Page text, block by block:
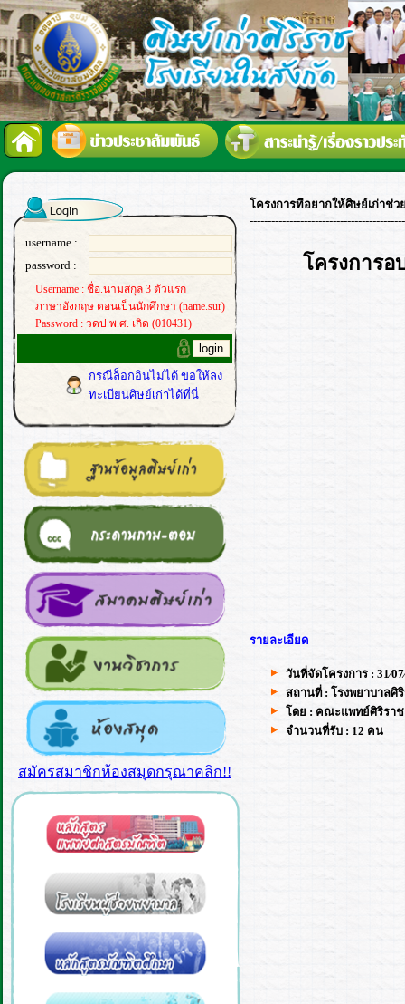
username :
password :
Username : ชื่อ.นามสกุล 3 ตัวแรก
ภาษาอังกฤษ ตอนเป็นนักศึกษา (name.sur)
Password : วดป พ.ศ. เกิด (010431)
กรณีล็อกอินไม่ได้ ขอให้ลง
ทะเบียนศิษย์เก่าได้ที่นี่
สมัครสมาชิกห้องสมุดกรุณาคลิก!!
โครงการทีอยากให้ศิษย์เก่าช่ว
โครงการอ
รายละเอียด
วันที่จัดโครงการ :
สถานที่ : โรงพยาบาลศิ
โดย : คณะแพทย์ศิริราช
จำนวนที่รับ : 12 คน